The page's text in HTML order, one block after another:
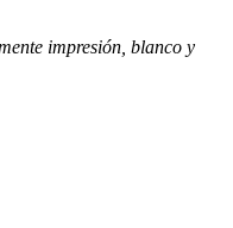
impresión, blanco y